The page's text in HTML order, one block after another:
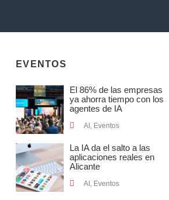
EVENTOS
El 86% de las empresas
ya ahorra tiempo con los
agentes de IA
AI , Eventos
La IA da el salto a las
aplicaciones reales en
Alicante
AI , Eventos